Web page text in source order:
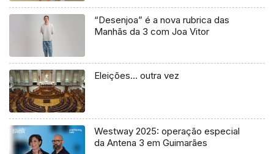
“Desenjoa” é a nova rubrica das
Manhãs da 3 com Joa Vitor
Eleições… outra vez
Westway 2025: operação especial
da Antena 3 em Guimarães